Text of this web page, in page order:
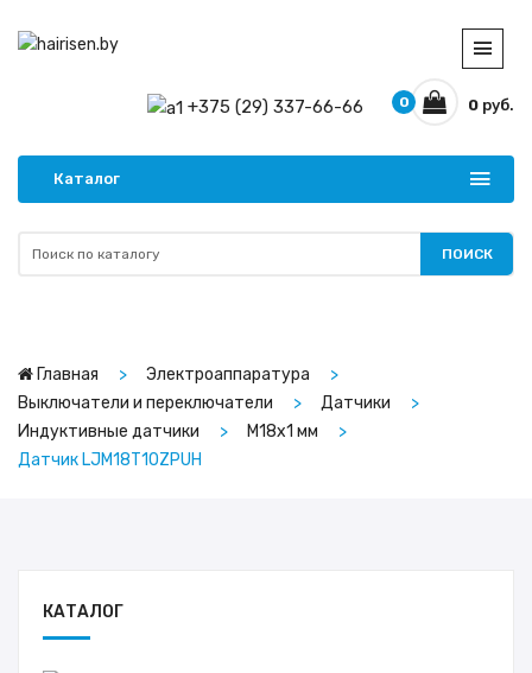
+375 (29) 337-66-66 0 руб.
0
Каталог
ПОИСК
Главная
Электроаппаратура
Выключатели и переключатели
Датчики
Индуктивные датчики
M18х1 мм
Датчик LJM18T10ZPUH
КАТАЛОГ